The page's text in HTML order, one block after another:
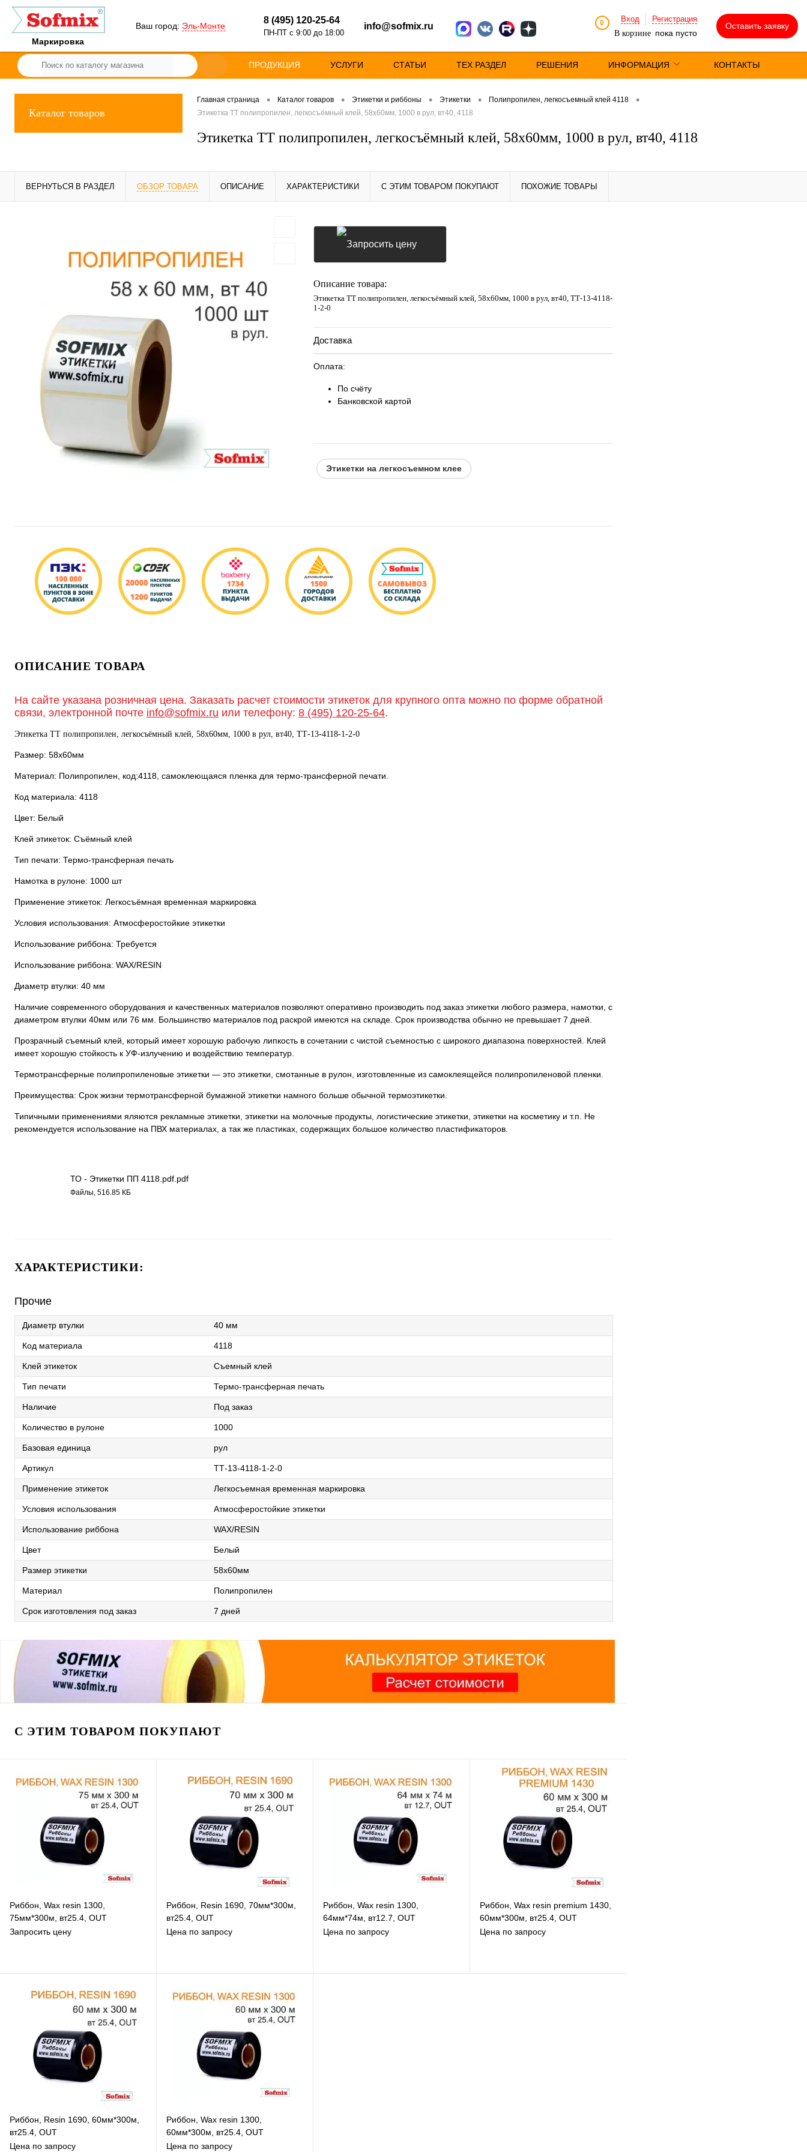
Маркировка
Ваш город: Эль-Монте
8 (495) 120-25-64
ПН-ПТ с 9:00 до 18:00
info@sofmix.ru 0 Вход
Регистрация
В корзине пока пусто
Оставить заявку
ПРОДУКЦИЯ УСЛУГИ СТАТЬИ ТЕХ РАЗДЕЛ РЕШЕНИЯ ИНФОРМАЦИЯ КОНТАКТЫ
Каталог товаров
Главная страница • Каталог товаров • Этикетки и риббоны • Этикетки • Полипропилен, легкосъемный клей 4118 •
Этикетка ТТ полипропилен, легкосъёмный клей, 58х60мм, 1000 в рул, вт40, 4118
Этикетка ТТ полипропилен, легкосъёмный клей, 58х60мм, 1000 в рул, вт40, 4118
ВЕРНУТЬСЯ В РАЗДЕЛ ОБЗОР ТОВАРА ОПИСАНИЕ ХАРАКТЕРИСТИКИ С ЭТИМ ТОВАРОМ ПОКУПАЮТ ПОХОЖИЕ ТОВАРЫ
Запросить цену
Описание товара:
Этикетка ТТ полипропилен, легкосъёмный клей, 58х60мм, 1000 в рул, вт40, TТ-13-4118-
1-2-0
Доставка
Оплата:
По счёту
Банковской картой
Этикетки на легкосъемном клее
ОПИСАНИЕ ТОВАРА
На сайте указана розничная цена. Заказать расчет стоимости этикеток для крупного опта можно по форме обратной
связи, электронной почте info@sofmix.ru или телефону: 8 (495) 120-25-64.
Этикетка ТТ полипропилен, легкосъёмный клей, 58х60мм, 1000 в рул, вт40, TТ-13-4118-1-2-0
Размер: 58х60мм
Материал: Полипропилен, код:4118, самоклеющаяся пленка для термо-трансферной печати.
Код материала: 4118
Цвет: Белый
Клей этикеток: Съёмный клей
Тип печати: Термо-трансферная печать
Намотка в рулоне: 1000 шт
Применение этикеток: Легкосъёмная временная маркировка
Условия использования: Атмосферостойкие этикетки
Использование риббона: Требуется
Использование риббона: WAX/RESIN
Диаметр втулки: 40 мм
Наличие современного оборудования и качественных материалов позволяют оперативно производить под заказ этикетки любого размера, намотки, с
диаметром втулки 40мм или 76 мм. Большинство материалов под раскрой имеются на складе. Срок производства обычно не превышает 7 дней.
Прозрачный съемный клей, который имеет хорошую рабочую липкость в сочетании с чистой съемностью с широкого диапазона поверхностей. Клей
имеет хорошую стойкость к УФ-излучению и воздействию температур.
Термотрансферные полипропиленовые этикетки — это этикетки, смотанные в рулон, изготовленные из самоклеящейся полипропиленовой пленки.
Преимущества: Срок жизни термотрансферной бумажной этикетки намного больше обычной термоэтикетки.
Типичными применениями яляются рекламные этикетки, этикетки на молочные продукты, логистические этикетки, этикетки на косметику и т.п. Не
рекомендуется использование на ПВХ материалах, а так же пластиках, содержащих большое количество пластификаторов.
ТО - Этикетки ПП 4118.pdf.pdf
Файлы, 516.85 КБ
ХАРАКТЕРИСТИКИ:
Прочие
Диаметр втулки 40 мм
Код материала 4118
Клей этикеток Съемный клей
Тип печати Термо-трансферная печать
Наличие Под заказ
Количество в рулоне 1000
Базовая единица рул
Артикул TТ-13-4118-1-2-0
Применение этикеток Легкосъемная временная маркировка
Условия использования Атмосферостойкие этикетки
Использование риббона WAX/RESIN
Цвет Белый
Размер этикетки 58х60мм
Материал Полипропилен
Срок изготовления под заказ 7 дней
С ЭТИМ ТОВАРОМ ПОКУПАЮТ
Риббон, Wax resin 1300,
75мм*300м, вт25.4, OUT
Запросить цену
В избранное
К сравнению
В наличии
Риббон, Resin 1690, 70мм*300м,
вт25.4, OUT
Цена по запросу
В избранное
К сравнению
Риббон, Wax resin 1300,
64мм*74м, вт12.7, OUT
Цена по запросу
Риббон, Wax resin premium 1430,
60мм*300м, вт25.4, OUT
Цена по запросу
Риббон, Resin 1690, 60мм*300м,
вт25.4, OUT
Цена по запросу
Риббон, Wax resin 1300,
60мм*300м, вт25.4, OUT
Цена по запросу